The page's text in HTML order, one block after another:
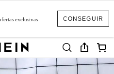
CONSEGUIR
exclusivas